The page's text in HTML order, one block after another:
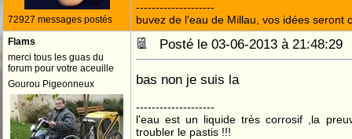
72927 messages postés
--------------------
buvez de l'eau de Millau, vos idées seront
Flams
merci tous les guas du
forum pour votre aceuille
Gourou Pigeonneux
Posté le 03-06-2013 à
bas non je suis la
--------------------
l'eau est un liquide très corrosif ,la
troubler le pastis !!!